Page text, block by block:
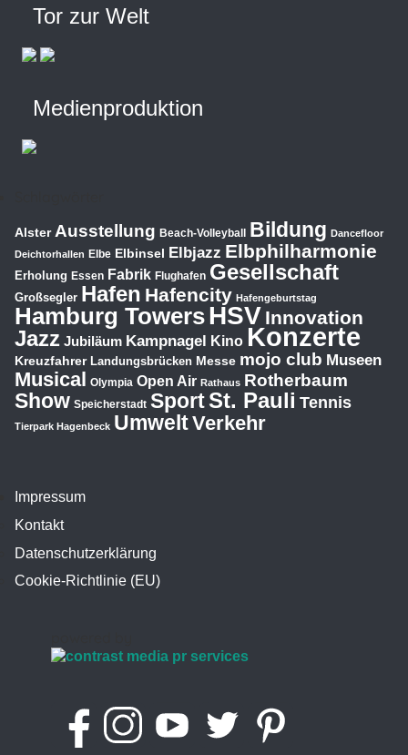
Tor zur Welt
Medienproduktion
Impressum
Kontakt
Datenschutzerklärung
Cookie-Richtlinie (EU)
Alster Ausstellung Beach-Volleyball Bildung Dancefloor
Deichtorhallen Elbe Elbinsel Elbjazz Elbphilharmonie
Erholung Essen Fabrik Flughafen Gesellschaft
Großsegler Hafen Hafencity Hafengeburtstag
Hamburg TowersHSV Innovation
Jazz Jubiläum Kampnagel Kino Konzerte
Kreuzfahrer Landungsbrücken Messe mojo club Museen
Musical Olympia Open Air Rathaus Rotherbaum
Show Speicherstadt SportSt. Pauli Tennis
Tierpark Hagenbeck UmweltVerkehr